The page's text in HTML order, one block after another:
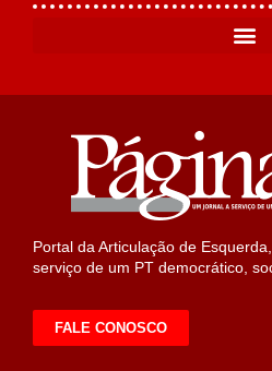
Portal da Articulação de
serviço de um PT democrático,
FALE CONOSCO